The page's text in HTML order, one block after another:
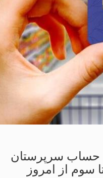
به حساب سرپرستان
سوم از امروز